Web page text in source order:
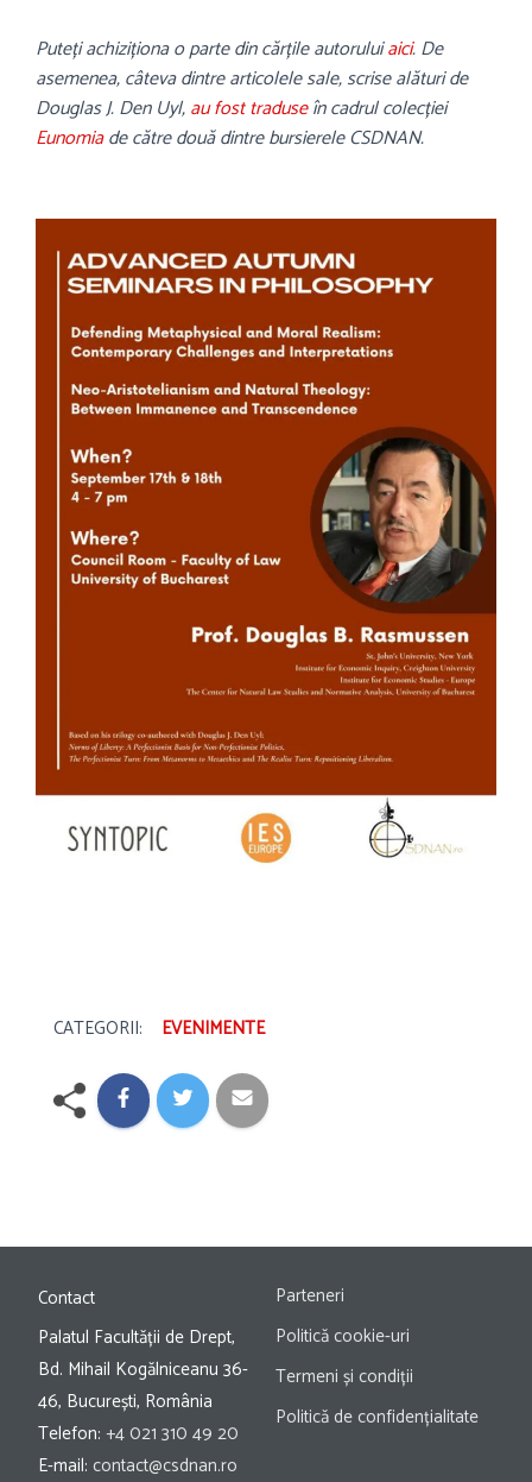
Puteți achiziționa o parte din cărțile autoruluiaici. De
asemenea, câteva dintre articolele sale, scrise alături de
Douglas J. Den Uyl,au fost traduseîn cadrul colecției
Eunomiade către două dintre bursierele CSDNAN.
CATEGORII: EVENIMENTE
Contact
Palatul Facultății de Drept,
Bd. Mihail Kogălniceanu 36-
46, București, România
Telefon: +4 021 310 49 20
E-mail: contact@csdnan.ro
Parteneri
Politică cookie-uri
Termeni și condiții
Politică de confidențialitate